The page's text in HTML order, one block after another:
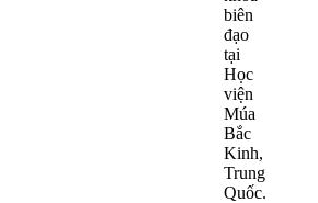
biên
đạo
tại
Học
viện
Múa
Bắc
Kinh,
Trung
Quốc.